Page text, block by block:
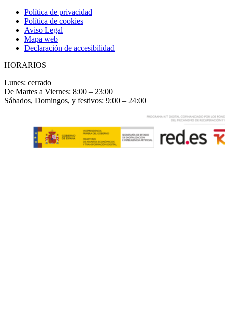
Política de privacidad
Política de cookies
Aviso Legal
Mapa web
Declaración de accesibilidad
HORARIOS
Lunes: cerrado
De Martes a Viernes: 8:00 – 23:00
Sábados, Domingos, y festivos: 9:00 – 24:00